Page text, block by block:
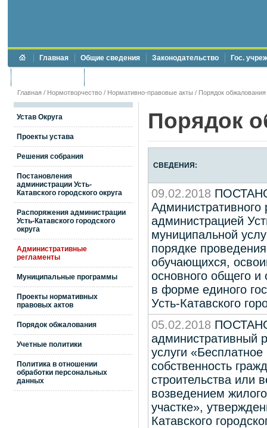
Главная Общие сведения Законодательство Гос.
Главная / Нормотворчество / Нормативно-правовые акты / Порядок обжалования
Устав Округа
Проекты устава
Решения собрания
Постановления
администрации Усть-
Катавского городского округа
Распоряжения администрации
Усть-Катавского городского
округа
Административные
регламенты
Муниципальные программы
Проекты нормативных
правовых актов
Порядок обжалования
Учетные политики
Политика в отношении
обработки персональных
данных
Порядок
СВЕДЕНИЯ:
09.02.2018
Административного
администрацией
муниципальной
порядке
обучающихся,
основного общего и
в форме единого
Усть-Катавского
05.02.2018
административный
услуги
собственность
строительства или
возведением
участке»,
Катавского